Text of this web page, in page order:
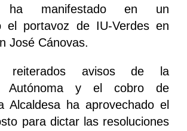
ha manifestado en un
el portavoz de IU-Verdes en
José Cánovas.
reiterados avisos de la
Autónoma y el cobro de
Alcaldesa ha aprovechado el
para dictar las resoluciones